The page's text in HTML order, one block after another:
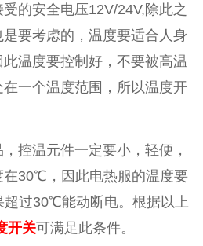
的安全电压12V/24V,除此之
要考虑的，温度要适合人身
温度要控制好，不要被高温
一个温度范围，所以温度开
控温元件一定要小，轻便，
在30℃，因此电热服的温度要
过30℃能动断电。根据以上
开关可满足此条件。